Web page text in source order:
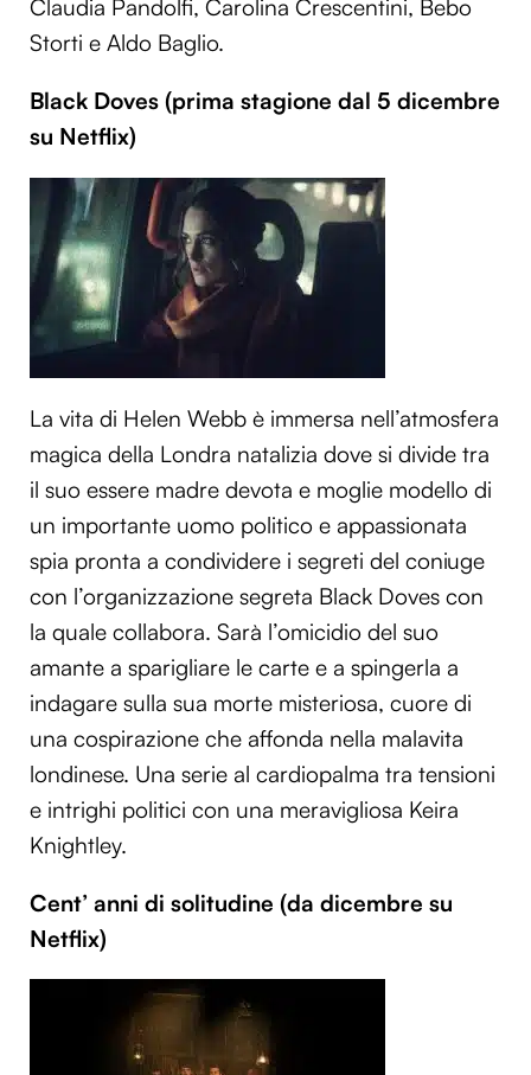
Claudia Pandolfi, Carolina Crescentini, Bebo
Storti e Aldo Baglio.
Black Doves (prima stagione dal 5 dicembre
su Netflix)
La vita di Helen Webb è immersa nell’atmosfera
magica della Londra natalizia dove si divide tra
il suo essere madre devota e moglie modello di
un importante uomo politico e appassionata
spia pronta a condividere i segreti del coniuge
con l’organizzazione segreta Black Doves con
la quale collabora. Sarà l’omicidio del suo
amante a sparigliare le carte e a spingerla a
indagare sulla sua morte misteriosa, cuore di
una cospirazione che affonda nella malavita
londinese. Una serie al cardiopalma tra tensioni
e intrighi politici con una meravigliosa Keira
Knightley.
Cent’ anni di solitudine (da dicembre su
Netflix)